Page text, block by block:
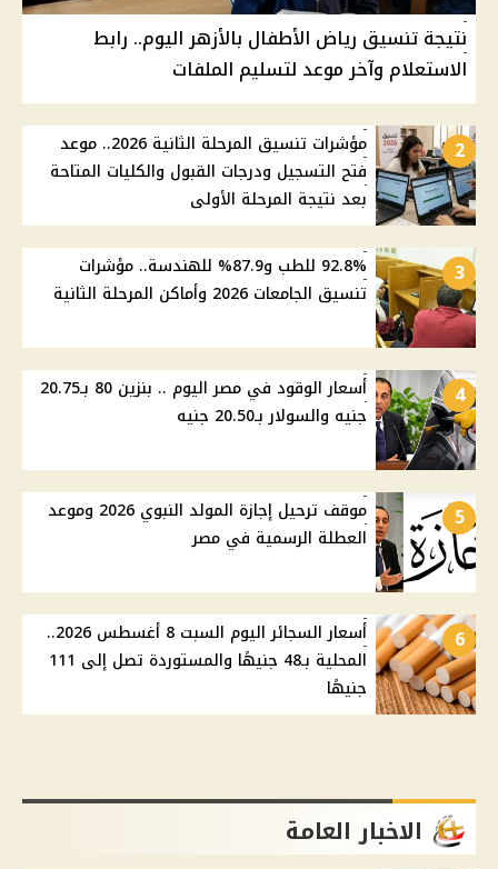
نتيجة تنسيق رياض الأطفال بالأزهر اليوم.. رابط
الاستعلام وآخر موعد لتسليم الملفات
2
مؤشرات تنسيق المرحلة الثانية 2026.. موعد
فتح التسجيل ودرجات القبول والكليات المتاحة
بعد نتيجة المرحلة الأولى
3
92.8% للطب و87.9% للهندسة.. مؤشرات
تنسيق الجامعات 2026 وأماكن المرحلة الثانية
4
أسعار الوقود في مصر اليوم .. بنزين 80 بـ20.75
جنيه والسولار بـ20.50 جنيه
5
موقف ترحيل إجازة المولد النبوي 2026 وموعد
العطلة الرسمية في مصر
6
أسعار السجائر اليوم السبت 8 أغسطس 2026..
المحلية بـ48 جنيهًا والمستوردة تصل إلى 111
جنيهًا
الاخبار العامة